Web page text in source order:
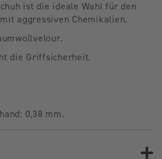
ist die ideale Wahl für den
aggressiven Chemikalien.
die Griffsicherheit.
0,38 mm.